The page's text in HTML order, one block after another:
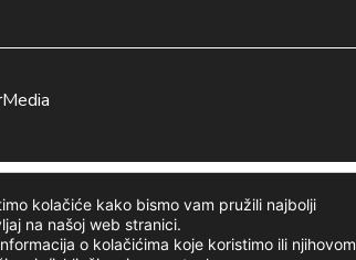
kolačiće kako bismo vam pružili najbolji
na našoj web stranici.
o kolačićima koje koristimo ili njihovom